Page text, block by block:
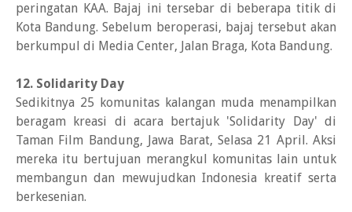
peringatan KAA. Bajaj ini tersebar di beberapa titik di
Kota Bandung. Sebelum beroperasi, bajaj tersebut akan
berkumpul di Media Center, Jalan Braga, Kota Bandung.
12. Solidarity Day
Sedikitnya 25 komunitas kalangan muda menampilkan
beragam kreasi di acara bertajuk 'Solidarity Day' di
Taman Film Bandung, Jawa Barat, Selasa 21 April. Aksi
mereka itu bertujuan merangkul komunitas lain untuk
membangun dan mewujudkan Indonesia kreatif serta
berkesenian.